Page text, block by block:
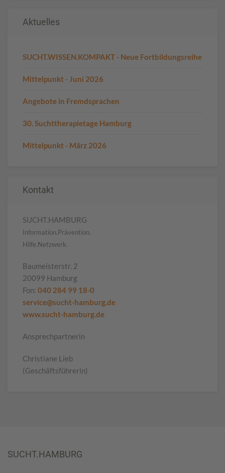
Aktuelles
SUCHT.WISSEN.KOMPAKT - Neue Fortbildungsreihe
Mittelpunkt - Juni 2026
Angebote in Fremdsprachen
30. Suchttherapietage Hamburg
Mittelpunkt - März 2026
Kontakt
SUCHT.HAMBURG
Information.Prävention.
Hilfe.Netzwerk.
Baumeisterstr. 2
20099 Hamburg
Fon: 040 284 99 18-0
service@sucht-hamburg.de
www.sucht-hamburg.de
Ansprechpartnerin
Christiane Lieb
(Geschäftsführerin)
SUCHT.HAMBURG